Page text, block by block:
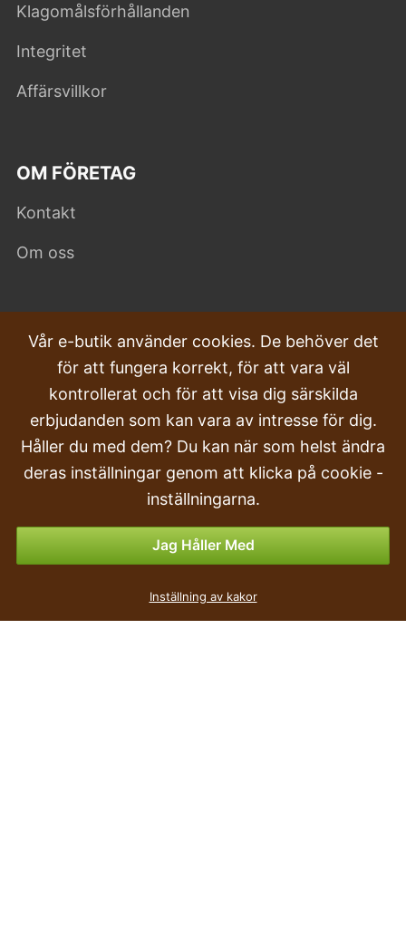
Klagomålsförhållanden
Integritet
Affärsvillkor
OM FÖRETAG
Kontakt
Om oss
VANLIGA FRÅGOR
Klagomål
Transport och leverans
Beställa
Returer & Återbetalningar
Betalningsalternativ
Vår e-butik använder cookies. De behöver det
för att fungera korrekt, för att vara väl
kontrollerat och för att visa dig särskilda
erbjudanden som kan vara av intresse för dig.
Håller du med dem? Du kan när som helst ändra
deras inställningar genom att klicka på cookie -
inställningarna.
Jag Håller Med
Inställning av kakor